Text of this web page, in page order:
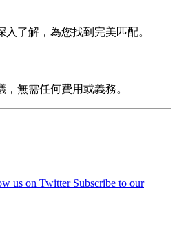
了解，為您找到完美匹配。
無需任何費用或義務。
us on Twitter Subscribe to our